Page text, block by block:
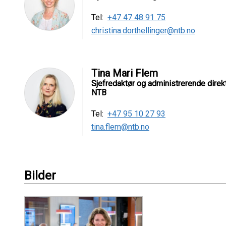
Tel: +47 47 48 91 75
christina.dorthellinger@ntb.no
Tina Mari Flem
Sjefredaktør og administrerende
NTB
Tel: +47 95 10 27 93
tina.flem@ntb.no
Bilder